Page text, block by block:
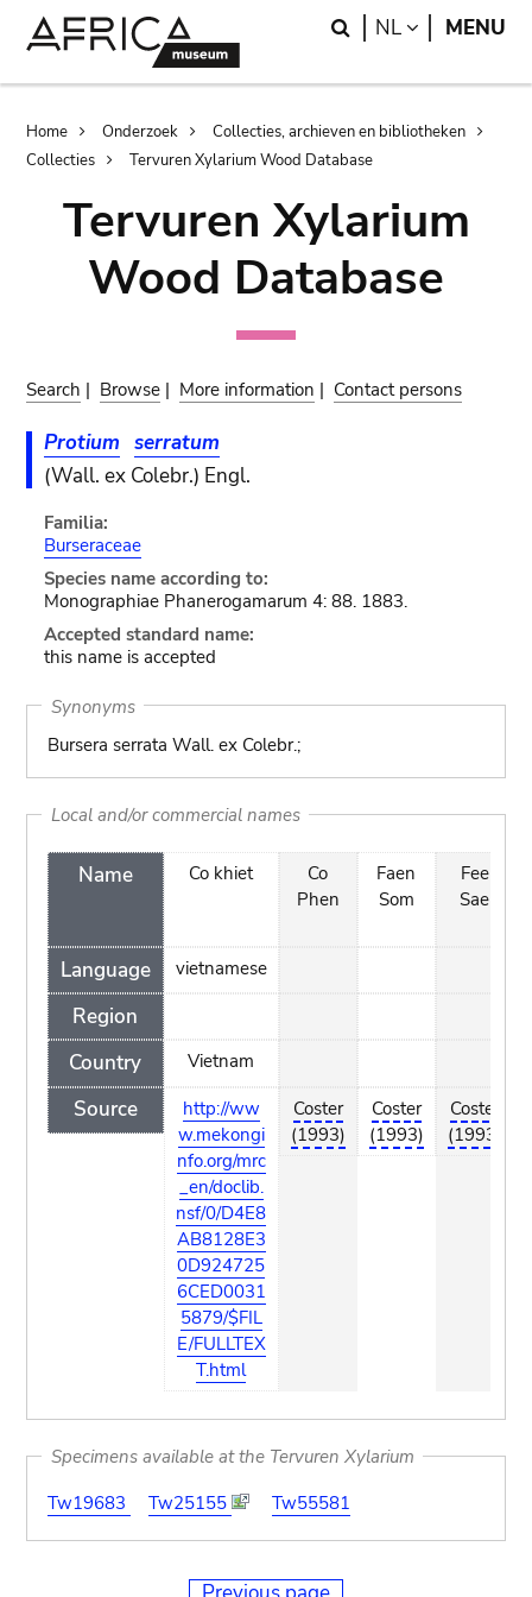
Search
NL LANGUAGE
MENU
Breadcrumb
Home Onderzoek
Collecties, archieven en bibliotheken
Collecties
Tervuren Xylarium Wood Database
Tervuren Xylarium
Wood Database
Search | Browse | More information | Contact persons
Protium serratum
(Wall. ex Colebr.) Engl.
Familia:
Burseraceae
Species name according to:
Monographiae Phanerogamarum 4: 88. 1883.
Accepted standard name:
this name is accepted
Synonyms
Bursera serrata Wall. ex Colebr.;
Local and/or commercial names
Name
Language
Region
Country
Source
Co khiet
vietnamese
Vietnam
http://ww
w.mekongi
nfo.org/mrc
_en/doclib.
nsf/0/D4E8
AB8128E3
0D924725
6CED0031
5879/$FIL
E/FULLTEX
T.html
Co
Phen
Coster
(1993)
Faen
Som
Coster
(1993)
Fee
Sae
Coster
(1993)
Specimens available at the Tervuren Xylarium
Tw19683
Tw25155 Tw55581